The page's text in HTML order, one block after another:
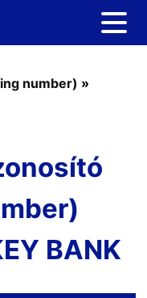
number) »
BANK